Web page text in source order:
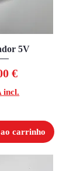
rápida
5V
€
incl.
carrinho